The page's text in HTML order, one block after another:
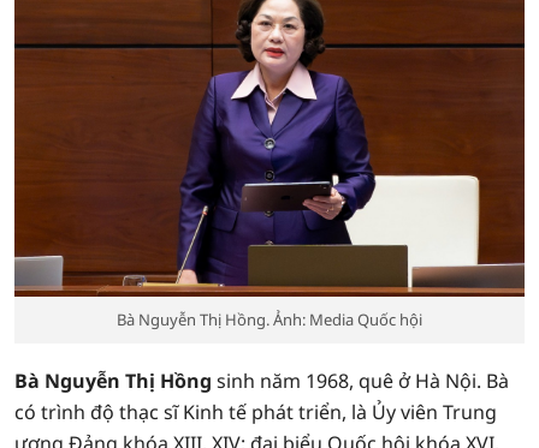
Bà Nguyễn Thị Hồng. Ảnh: Media Quốc hội
Bà Nguyễn Thị Hồng sinh năm 1968, quê ở Hà Nội. Bà
có trình độ thạc sĩ Kinh tế phát triển, là Ủy viên Trung